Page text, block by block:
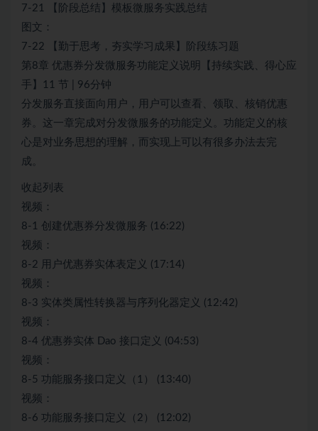
7-21 【阶段总结】模板微服务实践总结
图文：
7-22 【勤于思考，夯实学习成果】阶段练习题
第8章 优惠券分发微服务功能定义说明【持续实践、得心应
手】11 节 | 96分钟
分发服务直接面向用户，用户可以查看、领取、核销优惠
券。这一章完成对分发微服务的功能定义。功能定义的核
心是对业务思想的理解，而实现上可以有很多办法去完
成。
收起列表
视频：
8-1 创建优惠券分发微服务 (16:22)
视频：
8-2 用户优惠券实体表定义 (17:14)
视频：
8-3 实体类属性转换器与序列化器定义 (12:42)
视频：
8-4 优惠券实体 Dao 接口定义 (04:53)
视频：
8-5 功能服务接口定义（1） (13:40)
视频：
8-6 功能服务接口定义（2） (12:02)